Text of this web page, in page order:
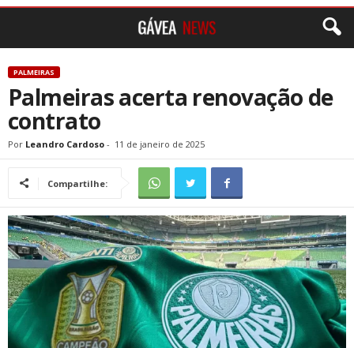
PALMEIRAS
Palmeiras acerta renovação de
contrato
Por Leandro Cardoso - 11 de janeiro de 2025
Compartilhe: